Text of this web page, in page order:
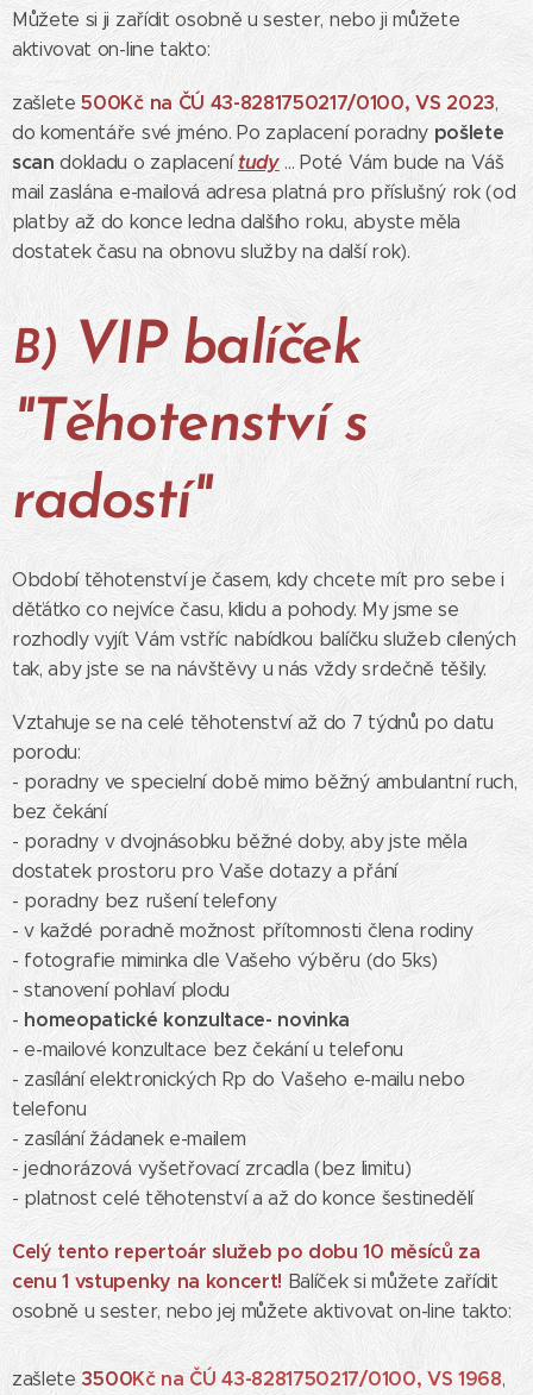
Můžete si ji zařídit osobně u sester, nebo ji můžete
aktivovat on-line takto:
zašlete500Kč na ČÚ 43-8281750217/0100, VS 2023,
do komentáře své jméno. Po zaplacení poradny pošlete
scan dokladu o zaplacení tudy... Poté Vám bude na Váš
mail zaslána e-mailová adresa platná pro příslušný rok (od
platby až do konce ledna dalšího roku, abyste měla
dostatek času na obnovu služby na další rok).
B) VIP balíček
"Těhotenství s
radostí"
Období těhotenství je časem, kdy chcete mít pro sebe i
děťátko co nejvíce času, klidu a pohody. My jsme se
rozhodly vyjít Vám vstříc nabídkou balíčku služeb cílených
tak, aby jste se na návštěvy u nás vždy srdečně těšily.
Vztahuje se na celé těhotenství až do 7 týdnů po datu
porodu:
- poradny ve specielní době mimo běžný ambulantní ruch,
bez čekání
- poradny v dvojnásobku běžné doby, aby jste měla
dostatek prostoru pro Vaše dotazy a přání
- poradny bez rušení telefony
- v každé poradně možnost přítomnosti člena rodiny
- fotografie miminka dle Vašeho výběru (do 5ks)
- stanovení pohlaví plodu
- homeopatické konzultace- novinka
- e-mailové konzultace bez čekání u telefonu
- zasílání elektronických Rp do Vašeho e-mailu nebo
telefonu
- zasílání žádanek e-mailem
- jednorázová vyšetřovací zrcadla (bez limitu)
- platnost celé těhotenství a až do konce šestinedělí
Celý tento repertoár služeb po dobu 10 měsíců za
cenu 1 vstupenky na koncert! Balíček si můžete zařídit
osobně u sester, nebo jej můžete aktivovat on-line takto:
zašlete 3500Kč na ČÚ 43-8281750217/0100, VS 1968,